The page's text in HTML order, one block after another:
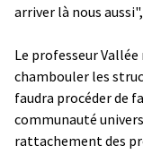
arriver là nous
Le professeur
chambouler les
faudra procéder de
communauté
rattachement des